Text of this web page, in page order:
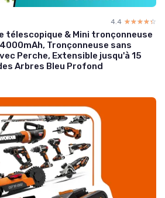
4.4 ☆☆☆☆☆
★★★★★
télescopique & Mini tronçonneuse
Tronçonneuse sans
Perche, Extensible jusqu'à 15
Arbres Bleu Profond